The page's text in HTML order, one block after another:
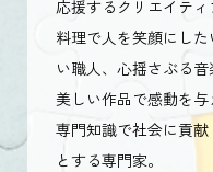
応援するクリエイティ
料理で人を笑顔にし
い職人、心揺さぶる音
美しい作品で感動を与
専門知識で社会に貢